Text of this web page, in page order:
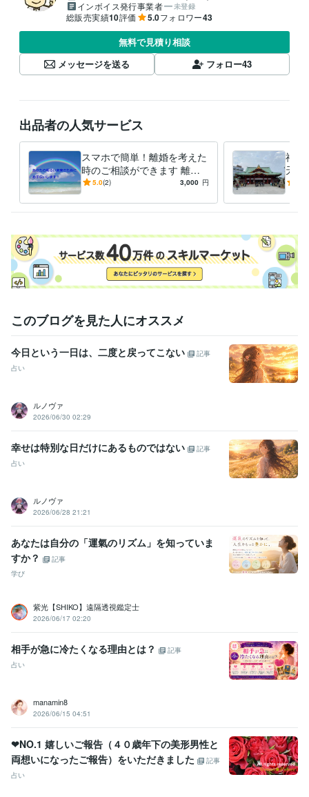
インボイス発行事業者
未登録
総販売実績10評価 5.0フォロワー43
無料で見積り相談
メッセージを送る
フォロー43
出品者の人気サービス
スマホで簡単！離婚を考えた
時のご相談ができます 離婚
裁判まで行った経験者が、丁
5.0(2) 3,000 円
神田
天神
業、
す。
このブログを見た人にオススメ
今日という一日は、二度と戻ってこない
記事
占い
ルノヴァ
2026/06/30 02:29
幸せは特別な日だけにあるものではない
記事
占い
ルノヴァ
2026/06/28 21:21
あなたは自分の「運氣のリズム」を知っていま
すか？
記事
学び
紫光【SHIKO】遠隔透視鑑定士
2026/06/17 02:20
相手が急に冷たくなる理由とは？
記事
占い
manamin8
2026/06/15 04:51
❤NO.1 嬉しいご報告（４０歳年下の美形男性と
両想いになったご報告）をいただきました
記事
占い